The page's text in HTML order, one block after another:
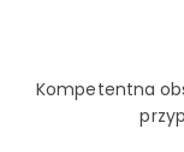
Kompetentna